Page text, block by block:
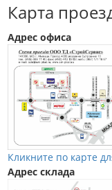
Карта
Адрес офиса
Кликните по карте
Адрес склада